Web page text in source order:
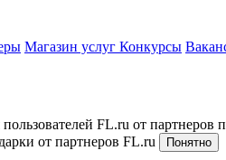
Магазин услуг Конкурсы
FL.ru от партнеров
от партнеров FL.ru
Понятно